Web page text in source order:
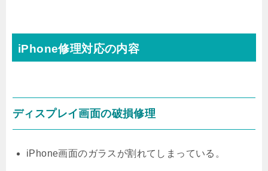
iPhone修理対応の内容
ディスプレイ画面の破損修理
iPhone画面のガラスが割れてしまっている。